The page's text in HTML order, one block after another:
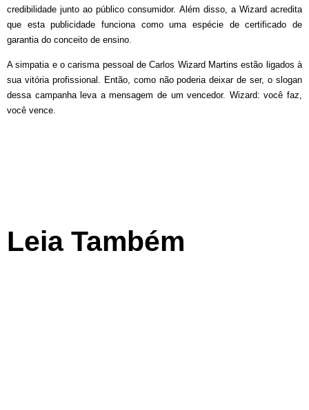
credibilidade junto ao público consumidor. Além disso, a Wizard acredita
que esta publicidade funciona como uma espécie de certificado de
garantia do conceito de ensino.
A simpatia e o carisma pessoal de Carlos Wizard Martins estão ligados à
sua vitória profissional. Então, como não poderia deixar de ser, o slogan
dessa campanha leva a mensagem de um vencedor. Wizard: você faz,
você vence.
Leia Também